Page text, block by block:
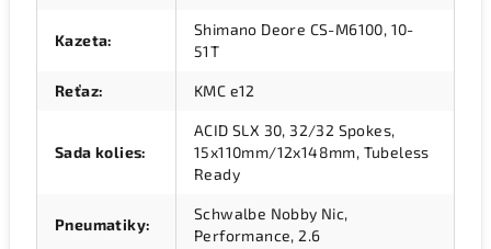
Kazeta:
Shimano Deore CS-M6100, 10-
51T
Reťaz: KMC e12
Sada kolies:
ACID SLX 30, 32/32 Spokes,
15x110mm/12x148mm, Tubeless
Ready
Pneumatiky:
Schwalbe Nobby Nic,
Performance, 2.6